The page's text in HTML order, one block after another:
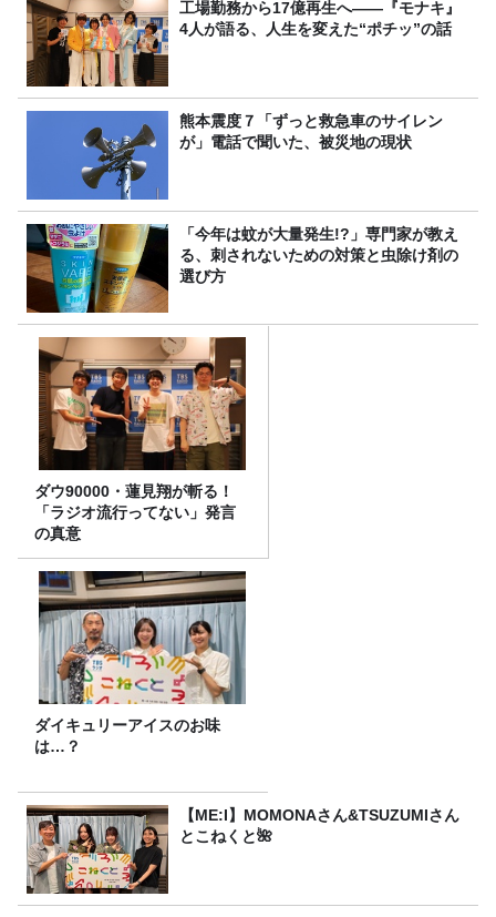
工場勤務から17億再生へ——『モナキ』
4人が語る、人生を変えた“ポチッ”の話
熊本震度７「ずっと救急車のサイレン
が」電話で聞いた、被災地の現状
「今年は蚊が大量発生!?」専門家が教え
る、刺されないための対策と虫除け剤の
選び方
ダウ90000・蓮見翔が斬る！
「ラジオ流行ってない」発言
の真意
ダイキュリーアイスのお味
は…？
【ME:I】MOMONAさん&TSUZUMIさん
とこねくと🌺